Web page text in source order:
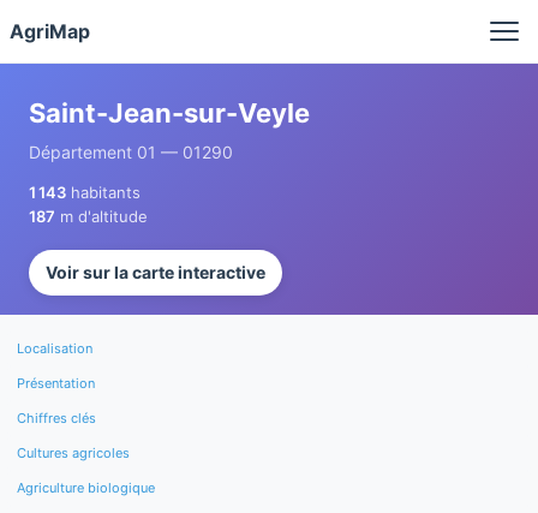
AgriMap
Saint-Jean-sur-Veyle
Département 01 — 01290
1 143 habitants
187 m d'altitude
Voir sur la carte interactive
Localisation
Présentation
Chiffres clés
Cultures agricoles
Agriculture biologique